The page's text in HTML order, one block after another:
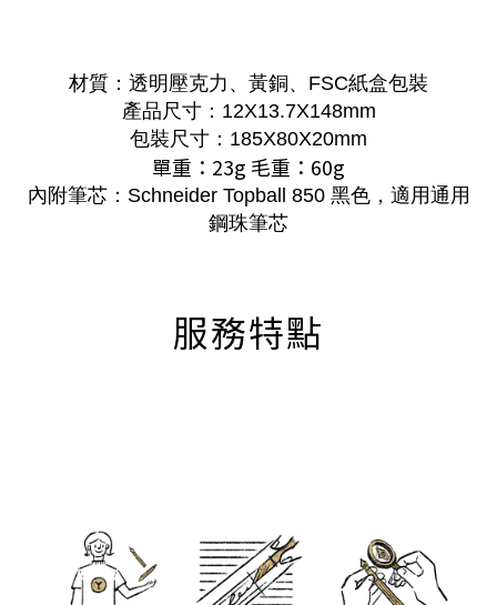
材質：透明壓克力、黃銅、FSC紙盒包裝
產品尺寸：12X13.7X148mm
包裝尺寸：185X80X20mm
單重：23g 毛重：60g
內附筆芯：Schneider Topball 850 黑色， 適用通用
鋼珠筆芯
服務特點